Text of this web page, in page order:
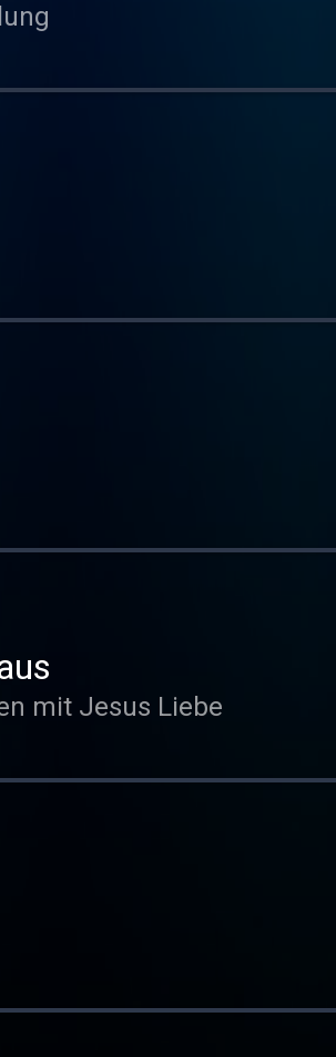
mit Jesus Liebe